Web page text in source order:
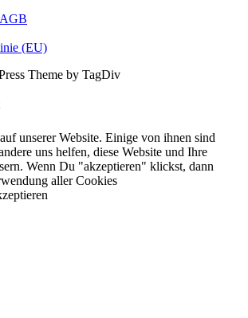
(EU)
Theme by TagDiv
unserer Website. Einige von ihnen sind
uns helfen, diese Website und Ihre
Wenn Du "akzeptieren" klickst, dann
aller Cookies